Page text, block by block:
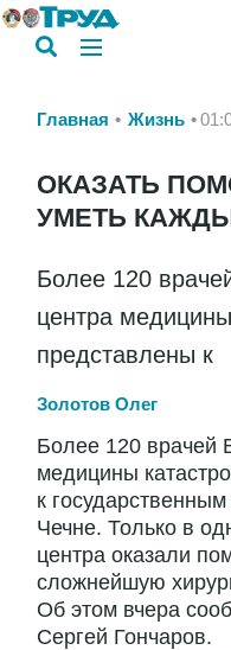
Главная Жизнь
ОКАЗАТЬ
УМЕТЬ
Более 120
центра
представлены к
Золотов Олег
Более 120 врачей
медицины
к
Чечне. Только в
центра оказали
сложнейшую
Об этом вчера
Сергей Гончаров.